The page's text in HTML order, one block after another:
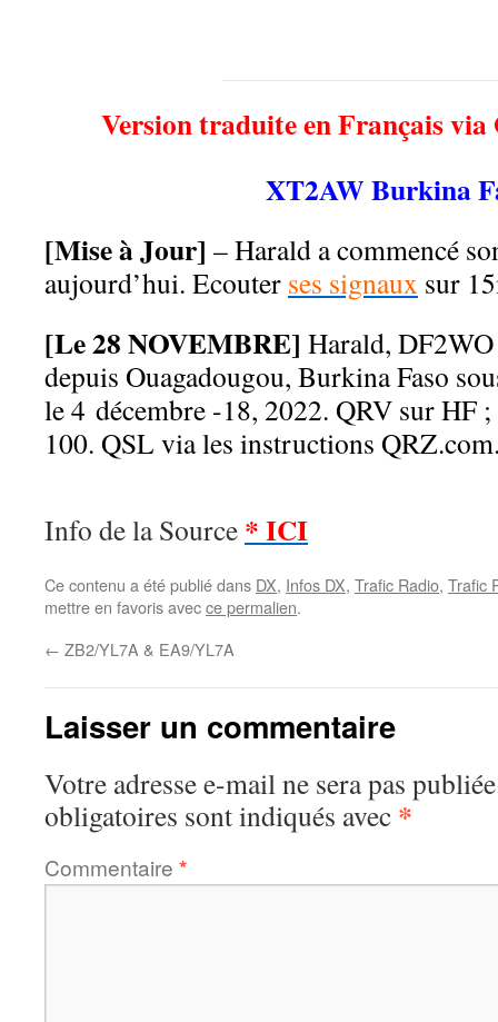
Version traduite en Français via
XT2AW Burkina
[Mise à Jour] – Harald a commencé
aujourd’hui. Ecouter ses signaux sur
[Le 28 NOVEMBRE] Harald,
depuis Ouagadougou, Burkina Faso
le 4 décembre -18, 2022. QRV sur HF
100. QSL via les instructions
Info de la Source * ICI
Ce contenu a été publié dans DX, Infos DX, Trafic Radio, Trafic
mettre en favoris avecce permalien.
← ZB2/YL7A & EA9/YL7A
Laisser un commentaire
Votre adresse e-mail ne sera pas
obligatoires sont indiqués avec *
Commentaire *